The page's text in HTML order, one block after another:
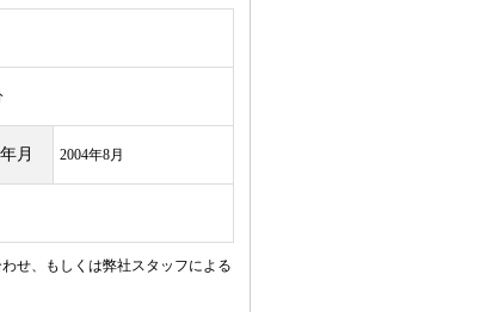
月 2004年8月
せ、もしくは弊社スタッフによる